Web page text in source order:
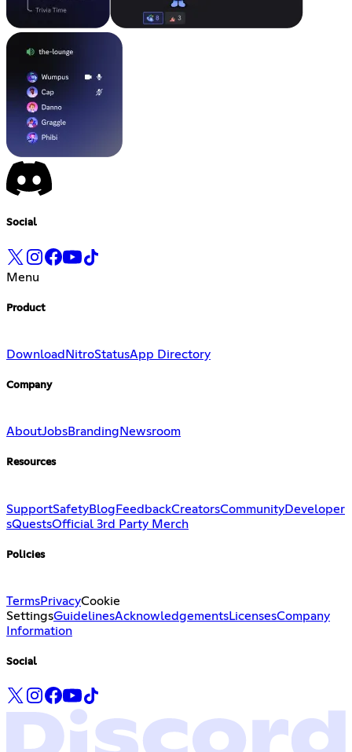
Social
Menu
Product
Download NitroStatusApp Directory
Company
AboutJobsBranding Newsroom
Resources
SupportSafetyBlog FeedbackCreatorsCommunityDeveloper
sQuestsOfficial 3rd Party Merch
Policies
TermsPrivacyCookie
SettingsGuidelinesAcknowledgementsLicensesCompany
Information
Social